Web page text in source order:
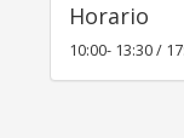
Horario
10:00- 13:30 /